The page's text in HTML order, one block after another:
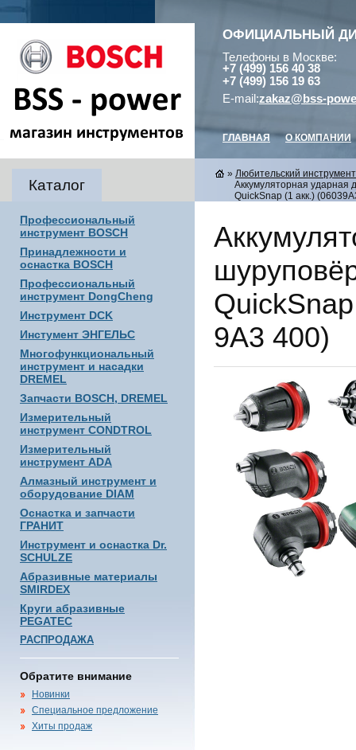
ОФИЦИАЛЬНЫЙ
Телефоны в Москве:
+7 (499) 156 40 38
+7 (499) 156 19 63
E-mail:zakaz@bss-
ГЛАВНАЯ О КОМПАНИИ
Каталог
Профессиональный
инструмент BOSCH
Принадлежности и
оснастка BOSCH
Профессиональный
инструмент DongCheng
Инструмент DCK
Инстумент ЭНГЕЛЬС
Многофункциональный
инструмент и насадки
DREMEL
Запчасти BOSCH, DREMEL
Измерительный
инструмент CONDTROL
Измерительный
инструмент ADA
Алмазный инструмент и
оборудование DIAM
Оснастка и запчасти
ГРАНИТ
Инструмент и оснастка Dr.
SCHULZE
Абразивные материалы
SMIRDEX
Круги абразивные
PEGATEC
РАСПРОДАЖА
Обратите внимание
Новинки
Специальное предложение
Хиты продаж
» Любительский
Аккумуляторная ударная
QuickSnap (1 акк.)
9A3 400)